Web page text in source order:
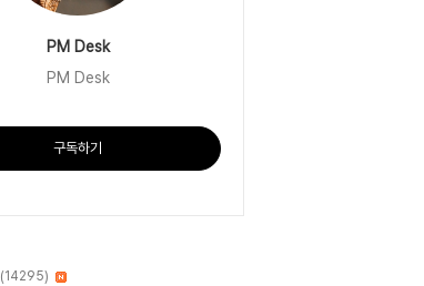
PM Desk
PM Desk
구독하기
(14295)